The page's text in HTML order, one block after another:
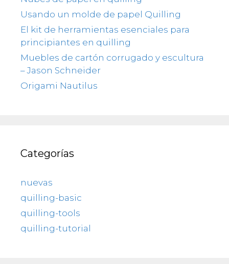
Usando un molde de papel Quilling
El kit de herramientas esenciales para
principiantes en quilling
Muebles de cartón corrugado y escultura
– Jason Schneider
Origami Nautilus
Categorías
nuevas
quilling-basic
quilling-tools
quilling-tutorial